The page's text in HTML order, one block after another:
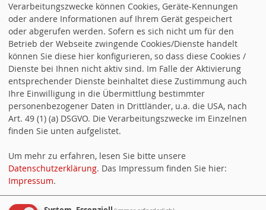
Den neuesten Newsletter können Sie
hier als PDF-Datei herunterladen:
Newsletter Januar/Februar 2026
Newsletter Frühjahr 2024
Newsletter Januar / Februar 2024
Newsletter Dezember 2022
Newsletter September 2022
Verarbeitungszwecke können Cookies, Geräte-Kennungen
oder andere Informationen auf Ihrem Gerät gespeichert
oder abgerufen werden. Sofern es sich nicht um für den
Betrieb der Webseite zwingende Cookies/Dienste handelt
können Sie diese hier konfigurieren, so dass diese Cookies /
Dienste bei Ihnen nicht aktiv sind. Im Falle der Aktivierung
entsprechender Dienste beinhaltet diese Zustimmung auch
Ihre Einwilligung in die Übermittlung bestimmter
personenbezogener Daten in Drittländer, u.a. die USA, nach
Art. 49 (1) (a) DSGVO. Die Verarbeitungszwecke im Einzelnen
finden Sie unten aufgelistet.
Um mehr zu erfahren, lesen Sie bitte unsere
Datenschutzerklärung. Das Impressum finden Sie hier:
Impressum.